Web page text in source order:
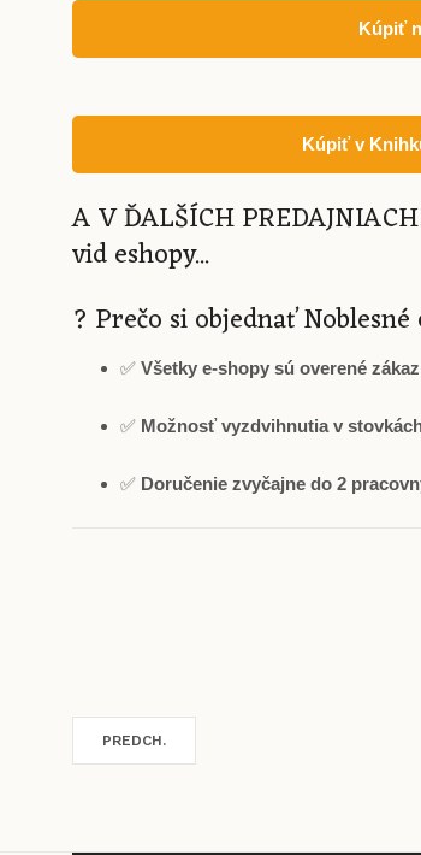
Kúpiť
Kúpiť v
A V ĎALŠÍCH
vid eshopy...
? Prečo si objednať
✅ Všetky e-shopy sú overené
✅ Možnosť vyzdvihnutia v
✅ Doručenie zvyčajne do 2
PREDCH.